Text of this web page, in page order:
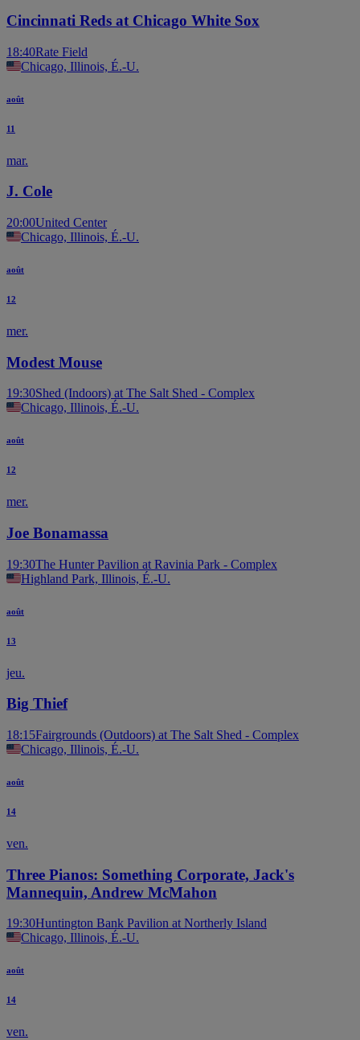
Cincinnati Reds at Chicago White Sox
18:40Rate Field
Chicago, Illinois, É.-U.
août
11
mar.
J. Cole
20:00United Center
Chicago, Illinois, É.-U.
août
12
mer.
Modest Mouse
19:30Shed (Indoors) at The Salt Shed - Complex
Chicago, Illinois, É.-U.
août
12
mer.
Joe Bonamassa
19:30The Hunter Pavilion at Ravinia Park - Complex
Highland Park, Illinois, É.-U.
août
13
jeu.
Big Thief
18:15Fairgrounds (Outdoors) at The Salt Shed - Complex
Chicago, Illinois, É.-U.
août
14
ven.
Three Pianos: Something Corporate, Jack's
Mannequin, Andrew McMahon
19:30Huntington Bank Pavilion at Northerly Island
Chicago, Illinois, É.-U.
août
14
ven.